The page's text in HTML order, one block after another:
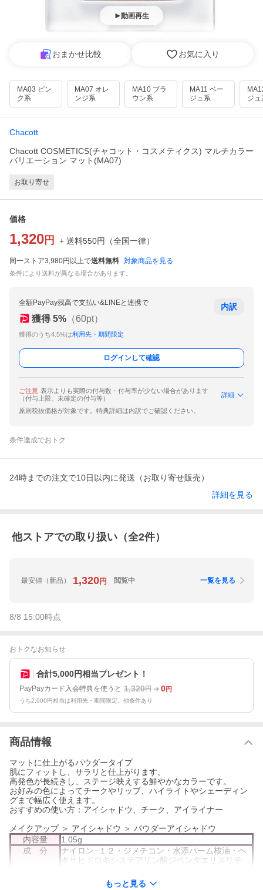
動画再生
おまかせ比較 お気に入り
MA03 ピン
ク系
MA07 オレ
ンジ系
MA10 ブラ
ウン系
MA11 ベー
ジュ系
ジュ
Chacott
Chacott COSMETICS(チャコット・コスメティクス) マルチカラー
バリエーション マット(MA07)
お取り寄せ
価格
1,320 円 + 送料550円 （全国一律）
同一ストア3,980円以上で送料無料 対象商品を見る
条件により送料が異なる場合があります。
全額PayPay残高で支払い&LINEと連携で
獲得 5% （60pt）
獲得のうち4.5%は利用先・期間限定
内訳
ログインして確認
ご注意 表示よりも実際の付与数・付与率が少ない場合があります
（付与上限、未確定の付与等）
詳細
原則税抜価格が対象です。特典詳細は内訳でご確認ください。
条件達成でおトク
24時までの注文で10日以内に発送（お取り寄せ販売）
詳細を見る
他ストアでの取り扱い（全2件）
最安値 （新品） 1,320円 閲覧中 一覧を見る
8/8 15:00時点
おトクなお知らせ
合計5,000円相当プレゼント！
PayPayカード入会特典を使うと 1,320円 0円
うち2,000円相当は利用先・期間限定。他条件あり
商品情報
マットに仕上がるパウダータイプ
肌にフィットし、サラリと仕上がります。
高発色が長続きし、ステージ映えする鮮やかなカラーです。
お好みの色によってチークやリップ、ハイライトやシェーディン
グまで幅広く使えます。
おすすめの使い方：アイシャドウ、チーク、アイライナー
メイクアップ ＞ アイシャドウ ＞ パウダーアイシャドウ
内容量
1.05g
成 分
ナイロン−１２・ジメチコン・水添パーム核油・ヘ
キサヒドロキシステアリン酸ジペンタエリスリチ
ル酸／カプリン酸／ミリスチン酸／ステアリン酸）
もっと見る